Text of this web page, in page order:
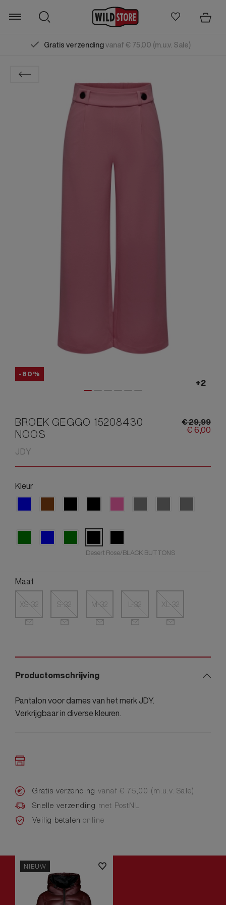
Gratis verzendingvanaf € 75,00 (m.u.v. Sale)
Zoeken
-80%
BROEK GEGGO 15208430
NOOS
JDY
€29,99
€6,00
Kleur
Desert Rose/BLACK BUTTONS
Maat
XS-32 S-32 M-32 L-32 XL-32
Productomschrijving
Pantalon voor dames van het merk JDY.
Verkrijgbaar in diverse kleuren.
Gratis verzending vanaf € 75,00 (m.u.v. Sale)
Snelle verzending met PostNL
Veilig betalenonline
NIEUW